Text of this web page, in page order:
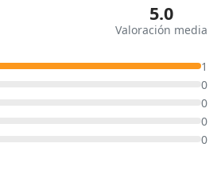
5.0
Valoración media
1
0
0
0
0